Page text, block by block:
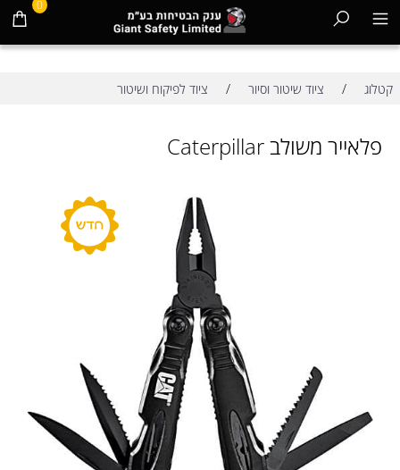
0
קטלוג / ציוד שיטור וסיור / ציוד לפיקוח ושיטור
פלאייר משולב Caterpillar